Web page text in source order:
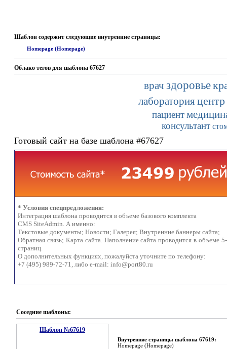
Шаблон содержит следующие внутренние страницы:
Homepage (Homepage)
Облако тегов для шаблона 67627
врач здоровье
лабораторияцентр
пациент
консультант
Готовый сайт на базе шаблона #67627
* Условия спецпредложения:
Интеграция шаблона проводится в объеме базового комплекта
CMS SiteAdmin. А именно:
Текстовые документы; Новости; Галерея; Внутренние баннеры сайта;
Обратная связь; Карта сайта. Наполнение сайта проводится в объеме
страниц.
О дополнительных функциях, пожалуйста уточните по телефону:
+7 (495) 989-72-71, либо e-mail: info@port80.ru
Соседние шаблоны:
Шаблон №67619
Внутренние страницы шаблона 67619:
Homepage (Homepage)